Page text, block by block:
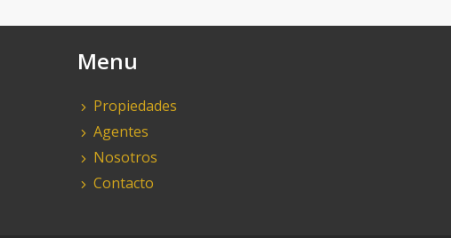
Menu
Propiedades
Agentes
Nosotros
Contacto